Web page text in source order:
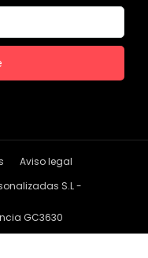
Aviso legal
S.L -
GC3630